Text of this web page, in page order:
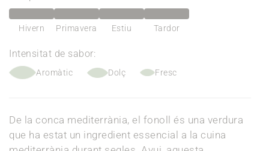
Hivern Primavera Estiu Tardor
Intensitat de sabor:
Aromàtic Dolç Fresc
De la conca mediterrània, el fonoll és una verdura
que ha estat un ingredient essencial a la cuina